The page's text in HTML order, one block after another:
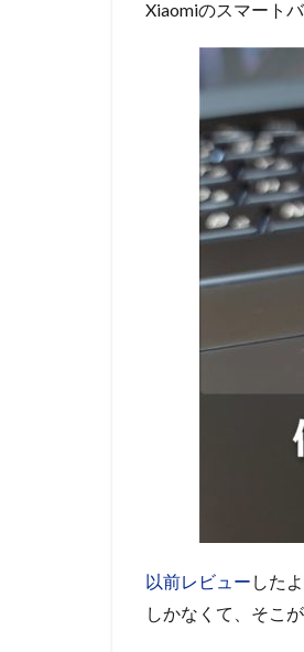
Xiaomiのスマート
以前レビュー した
しかなくて、そこ